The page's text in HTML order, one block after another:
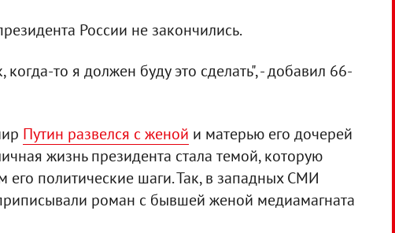
России не закончились.
то я должен буду это сделать", - добавил 66-
Путин развелся с женой и матерью его дочерей
жизнь президента стала темой, которую
его политические шаги. Так, в западных СМИ
роман с бывшей женой медиамагната